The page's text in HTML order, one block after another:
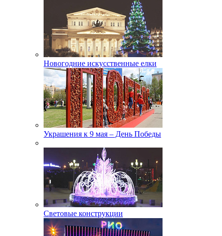
Новогодние искусственные елки
Украшения к 9 мая – День Победы
Световые конструкции